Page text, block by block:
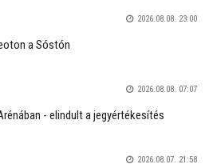
2026.08.08. 23:00
a Sóstón
2026.08.08. 07:07
- elindult a jegyértékesítés
2026.08.07. 21:58